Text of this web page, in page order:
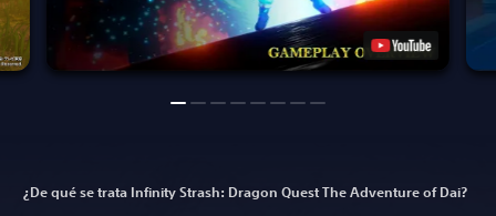
¿De qué se trata Infinity Strash: Dragon Quest The Adventure of Dai?